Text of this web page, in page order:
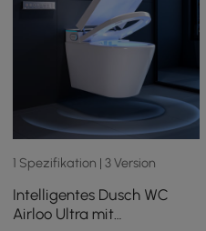
1 Spezifikation | 3 Version
Intelligentes Dusch WC
Airloo Ultra mit